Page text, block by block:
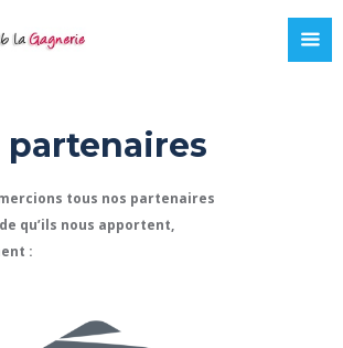
partenaires
tous nos partenaires
qu’ils nous apportent,
: